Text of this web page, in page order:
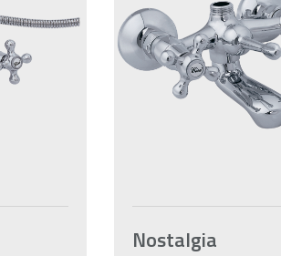
Nostalgia